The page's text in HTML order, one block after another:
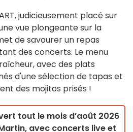
judicieusement placé sur
vue plongeante sur la
de savourer un repas
des concerts. Le menu
avec des plats
d'une sélection de tapas et
des mojitos prisés !
tout le mois d’août 2026
avec concerts live et